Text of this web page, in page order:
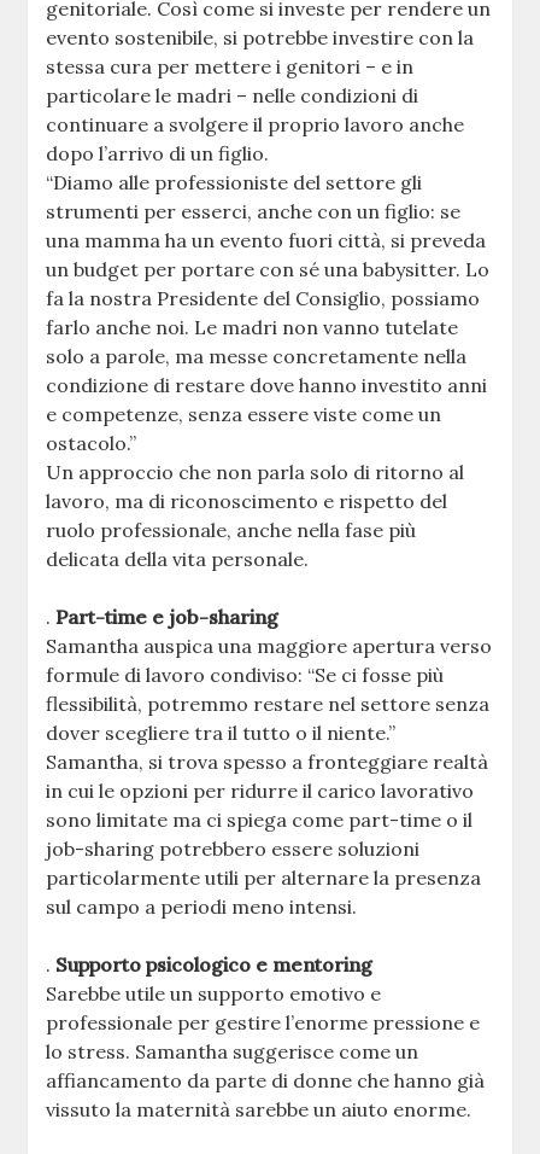
genitoriale. Così come si investe per rendere un
evento sostenibile, si potrebbe investire con la
stessa cura per mettere i genitori – e in
particolare le madri – nelle condizioni di
continuare a svolgere il proprio lavoro anche
dopo l’arrivo di un figlio.
“Diamo alle professioniste del settore gli
strumenti per esserci, anche con un figlio: se
una mamma ha un evento fuori città, si preveda
un budget per portare con sé una babysitter. Lo
fa la nostra Presidente del Consiglio, possiamo
farlo anche noi. Le madri non vanno tutelate
solo a parole, ma messe concretamente nella
condizione di restare dove hanno investito anni
e competenze, senza essere viste come un
ostacolo.”
Un approccio che non parla solo di ritorno al
lavoro, ma di riconoscimento e rispetto del
ruolo professionale, anche nella fase più
delicata della vita personale.
.Part-time e job-sharing
Samantha auspica una maggiore apertura verso
formule di lavoro condiviso: “Se ci fosse più
flessibilità, potremmo restare nel settore senza
dover scegliere tra il tutto o il niente.”
Samantha, si trova spesso a fronteggiare realtà
in cui le opzioni per ridurre il carico lavorativo
sono limitate ma ci spiega come part-time o il
job-sharing potrebbero essere soluzioni
particolarmente utili per alternare la presenza
sul campo a periodi meno intensi.
. Supporto psicologico e mentoring
Sarebbe utile un supporto emotivo e
professionale per gestire l’enorme pressione e
lo stress. Samantha suggerisce come un
affiancamento da parte di donne che hanno già
vissuto la maternità sarebbe un aiuto enorme.